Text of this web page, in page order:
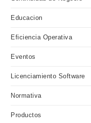
Educacion
Eficiencia Operativa
Eventos
Licenciamiento Software
Normativa
Productos